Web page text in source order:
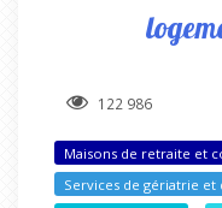
122 986
Maisons de retraite et
Services de gériatrie et